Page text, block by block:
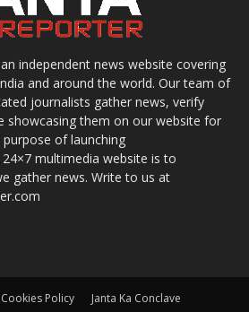
independent news website covering
and around the world. Our team of
journalists gather news, verify
showcasing them on our website for
of launching
multimedia website is to
gather news. Write to us at
Cookies Policy Janta Ka Conclave